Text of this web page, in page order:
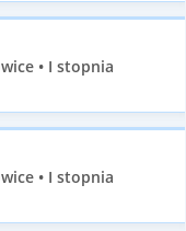
• I stopnia
• I stopnia